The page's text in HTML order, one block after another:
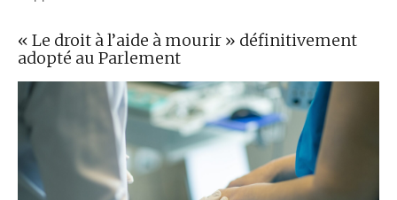
« Le droit à l’aide à mourir » définitivement
adopté au Parlement